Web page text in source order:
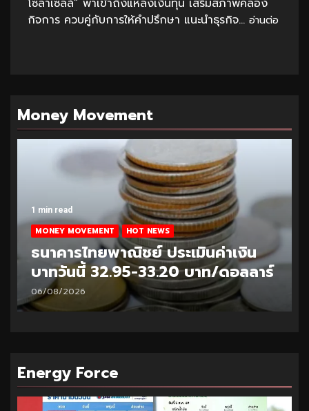
โซล่าเซลล์” พาเข้าถึงแหล่งเงินทุน เสริมสภาพคล่อง
กิจการ ควบคู่กับการให้คำปรึกษา แนะนำธุรกิจ... อ่านต่อ
Money Movement
1 min read
MONEY MOVEMENT HOT NEWS
ธนาคารไทยพาณิชย์ ประเมินค่าเงิน
บาทวันนี้ 32.95-33.20 บาท/ดอลลาร์
06/08/2026
Energy Force